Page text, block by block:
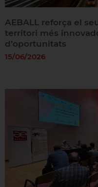
AEBALL reforça el
territori més
d’oportunitats
15/06/2026